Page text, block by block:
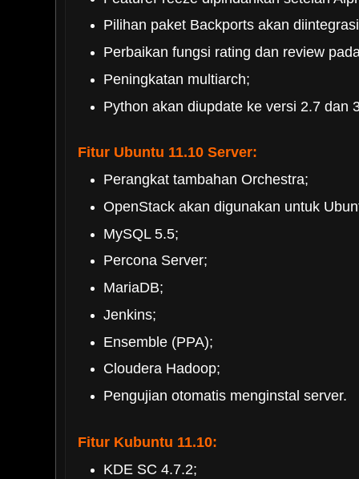
Pilihan paket Backports akan
Perbaikan fungsi rating dan review
Peningkatan multiarch;
Python akan diupdate ke versi 2.7 dan
Fitur Ubuntu 11.10 Server:
Perangkat tambahan Orchestra;
OpenStack akan digunakan untuk
MySQL 5.5;
Percona Server;
MariaDB;
Jenkins;
Ensemble (PPA);
Cloudera Hadoop;
Pengujian otomatis menginstal server.
Fitur Kubuntu 11.10:
KDE SC 4.7.2;